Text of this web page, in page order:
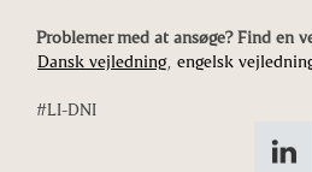
Problemer med at ansøge? Find en
Dansk vejledning engelsk
#LI-DNI